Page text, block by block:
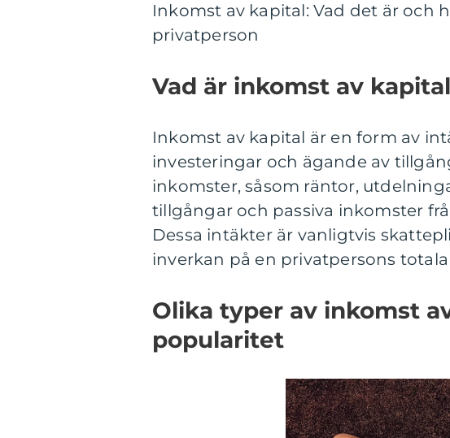
Inkomst av kapital: Vad det är och
privatperson
Vad är inkomst av
Inkomst av kapital är en form av
investeringar och ägande av
inkomster, såsom räntor,
tillgångar och passiva inkomster
Dessa intäkter är vanligtvis
inverkan på en privatpersons
Olika typer av inkomst
popularitet